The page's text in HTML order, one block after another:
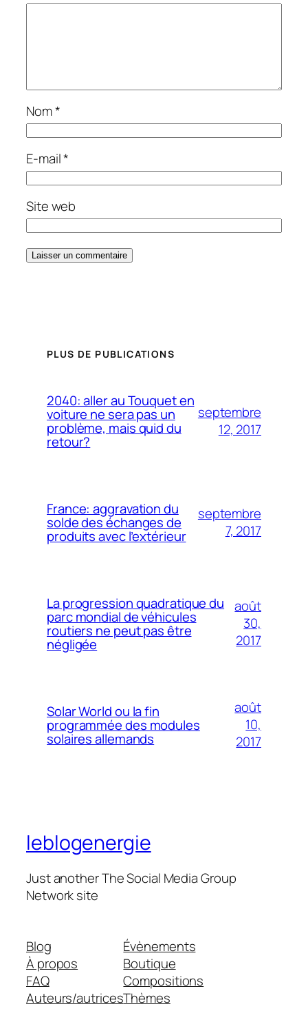
Nom*
E-mail*
Site web
PLUS DE PUBLICATIONS
2040: aller au Touquet en
voiture ne sera pas un
problème, mais quid du
retour?
septembre
12, 2017
France: aggravation du
solde des échanges de
produits avec l’extérieur
septembre
7, 2017
La progression quadratique du
parc mondial de véhicules
routiers ne peut pas être
négligée
août
30,
2017
Solar World ou la fin
programmée des modules
solaires allemands
août
10,
2017
leblogenergie
Just another The Social Media Group
Network site
Blog
À propos
FAQ
Auteurs/autrices
Évènements
Boutique
Compositions
Thèmes